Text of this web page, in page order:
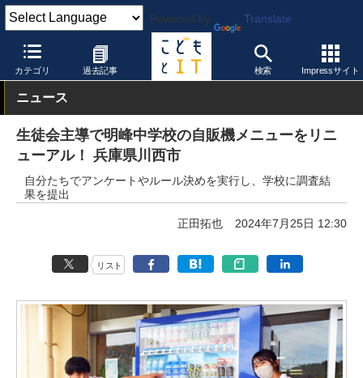
Powered by Translate
カテゴリ 過去記事 検索 Impressサイト
こどもとIT 校種 中学校
ニュース
生徒会主導で明峰中学校の自販機メニューをリニ
ューアル！ 兵庫県川西市
自分たちでアンケートやルール決めを実行し、学校に調査結
果を提出
正田拓也 2024年7月25日 12:30
リスト